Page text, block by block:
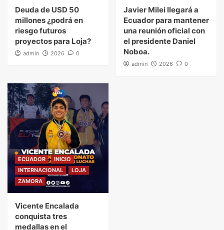
Deuda de USD 50
millones ¿podrá en
riesgo futuros
proyectos para Loja?
admin 2026 0
Javier Milei llegará a
Ecuador para mantener
una reunión oficial con
el presidente Daniel
Noboa.
admin 2026 0
ECUADOR
INICIO
INTERNACIONAL
LOJA
ZAMORA
Vicente Encalada
conquista tres
medallas en el